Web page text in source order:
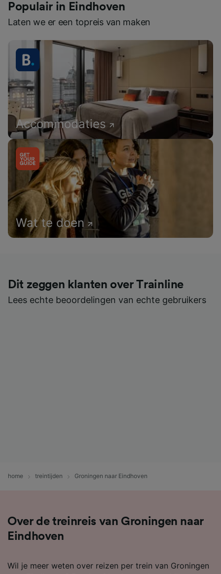
Populair in Eindhoven
Laten we er een topreis van maken
Accommodaties
Wat te doen
Dit zeggen klanten over Trainline
Lees echte beoordelingen van echte gebruikers
home treintijden Groningen naar Eindhoven
Over de treinreis van Groningen naar
Eindhoven
Wil je meer weten over reizen per trein van Groningen